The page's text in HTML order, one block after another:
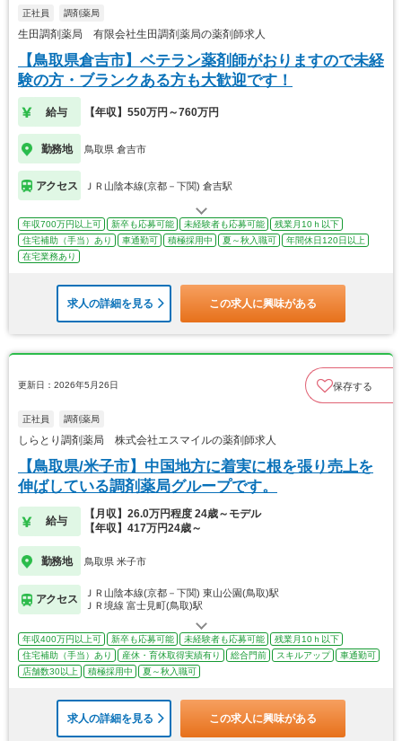
正社員 調剤薬局
生田調剤薬局 有限会社生田調剤薬局の薬剤師求人
【鳥取県倉吉市】ベテラン薬剤師がおりますので未経
験の方・ブランクある方も大歓迎です！
給与 【年収】550万円～760万円
勤務地 鳥取県 倉吉市
アクセス ＪＲ山陰本線(京都－下関) 倉吉駅
年収700万円以上可 新卒も応募可能 未経験者も応募可能
残業月10ｈ以下
住宅補助（手当）あり
車通勤可 積極採用中 夏～秋入職可
年間休日120日以上
在宅業務あり
求人の詳細を見る この求人に興味がある
更新日：2026年5月26日 保存する
正社員 調剤薬局
しらとり調剤薬局 株式会社エスマイルの薬剤師求人
【鳥取県/米子市】中国地方に着実に根を張り売上を
伸ばしている調剤薬局グループです。
給与
【月収】26.0万円程度 24歳～モデル
【年収】417万円24歳～
勤務地 鳥取県 米子市
アクセス
ＪＲ山陰本線(京都－下関) 東山公園(鳥取)駅
ＪＲ境線 富士見町(鳥取)駅
年収400万円以上可 新卒も応募可能 未経験者も応募可能
残業月10ｈ以下
住宅補助（手当）あり
産休・育休取得実績有り 総合門前 スキルアップ
車通勤可
店舗数30以上
積極採用中 夏～秋入職可
求人の詳細を見る この求人に興味がある